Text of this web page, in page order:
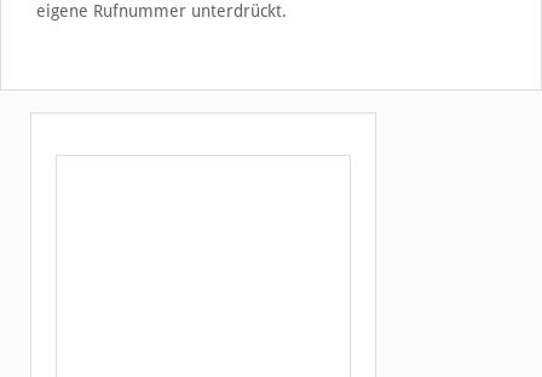
eigene Rufnummer unterdrückt.